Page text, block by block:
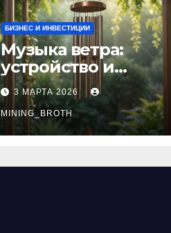
БИЗНЕС И ИНВЕСТИЦИИ
Музыка ветра:
устройство и
принципы
звучания
колокольчиков
3 МАРТА 2026
MINING_BROTH